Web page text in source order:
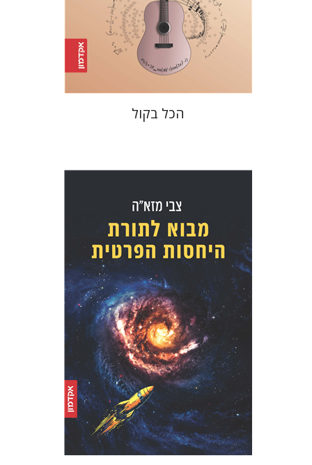
הנחת אתר ספר מודפס
$35
$32
הכל בקול
צבי מזא"ה
הנחת אתר ספר מודפס
$35
$32